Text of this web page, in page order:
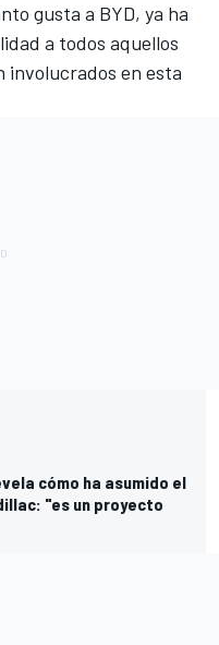
gusta a BYD, ya ha
a todos aquellos
involucrados en esta
cómo ha asumido el
"es un proyecto